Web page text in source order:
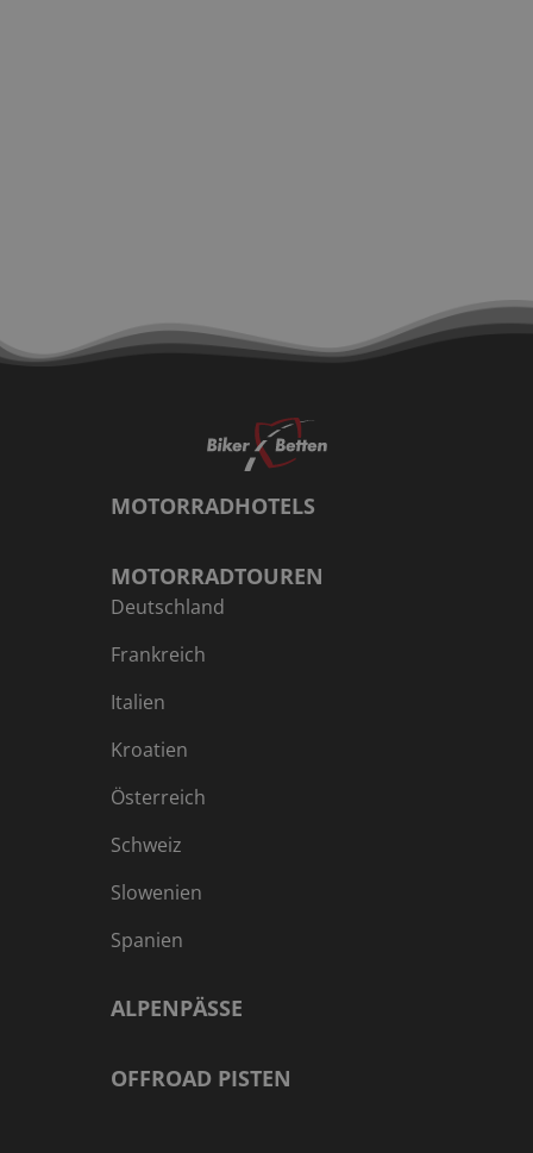
MOTORRADHOTELS
MOTORRADTOUREN
Deutschland
Frankreich
Italien
Kroatien
Österreich
Schweiz
Slowenien
Spanien
ALPENPÄSSE
OFFROAD PISTEN